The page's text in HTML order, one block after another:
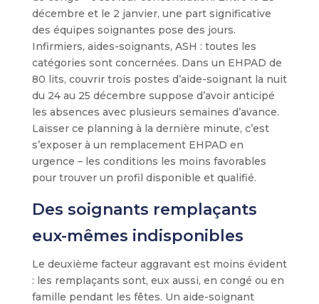
décembre et le 2 janvier, une part significative
des équipes soignantes pose des jours.
Infirmiers, aides-soignants, ASH : toutes les
catégories sont concernées. Dans un EHPAD de
80 lits, couvrir trois postes d’aide-soignant la nuit
du 24 au 25 décembre suppose d’avoir anticipé
les absences avec plusieurs semaines d’avance.
Laisser ce planning à la dernière minute, c’est
s’exposer à un remplacement EHPAD en
urgence – les conditions les moins favorables
pour trouver un profil disponible et qualifié.
Des soignants remplaçants
eux-mêmes indisponibles
Le deuxième facteur aggravant est moins évident
: les remplaçants sont, eux aussi, en congé ou en
famille pendant les fêtes. Un aide-soignant